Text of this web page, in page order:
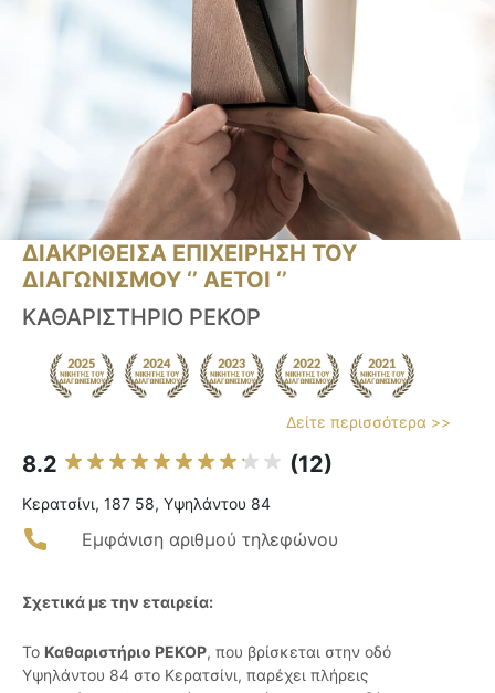
ΔΙΑΚΡΙΘΕΙΣΑ ΕΠΙΧΕΙΡΗΣΗ ΤΟΥ
ΔΙΑΓΩΝΙΣΜΟΥ ‘’ ΑΕΤΟΙ ‘’
ΚΑΘΑΡΙΣΤΗΡΙΟ ΡΕΚΟΡ
Δείτε περισσότερα >>
8.2 (12)
Κερατσίνι, 187 58, Υψηλάντου 84
Εμφάνιση αριθμού τηλεφώνου
Σχετικά με την εταιρεία:
Το Καθαριστήριο ΡΕΚΟΡ, που βρίσκεται στην οδό
Υψηλάντου 84 στο Κερατσίνι, παρέχει πλήρεις